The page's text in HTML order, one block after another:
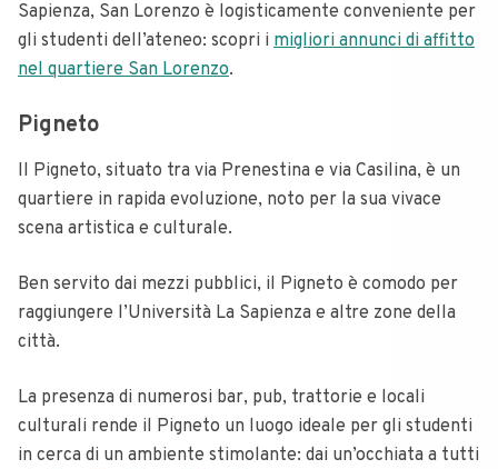
Sapienza, San Lorenzo è logisticamente conveniente per
gli studenti dell’ateneo: scopri i migliori annunci di affitto
nel quartiere San Lorenzo.
Pigneto
Il Pigneto, situato tra via Prenestina e via Casilina, è un
quartiere in rapida evoluzione, noto per la sua vivace
scena artistica e culturale.
Ben servito dai mezzi pubblici, il Pigneto è comodo per
raggiungere l’Università La Sapienza e altre zone della
città.
La presenza di numerosi bar, pub, trattorie e locali
culturali rende il Pigneto un luogo ideale per gli studenti
in cerca di un ambiente stimolante: dai un’occhiata a tutti